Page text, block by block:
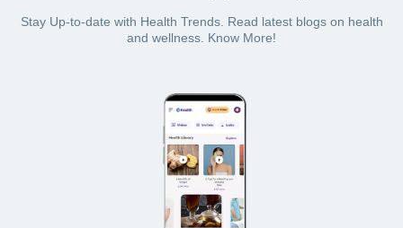
Stay Up-to-date with Health Trends. Read latest blogs on health
and wellness. Know More!